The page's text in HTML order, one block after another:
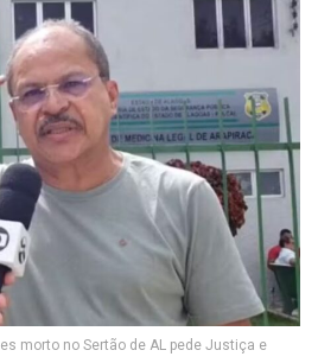
morto no Sertão de AL pede Justiça e